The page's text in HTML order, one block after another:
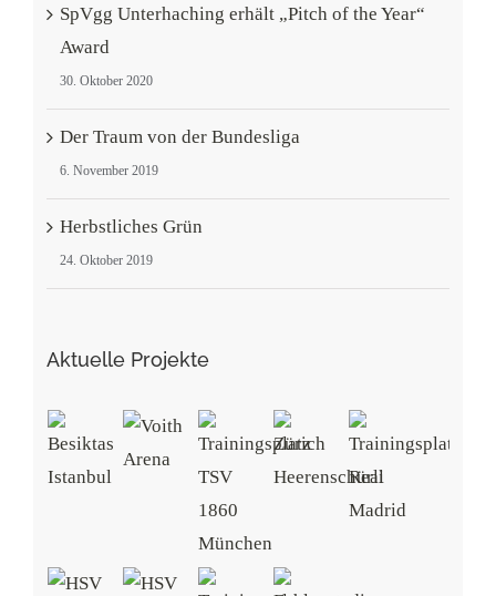
SpVgg Unterhaching erhält „Pitch of the Year“
Award
30. Oktober 2020
Der Traum von der Bundesliga
6. November 2019
Herbstliches Grün
24. Oktober 2019
Aktuelle Projekte